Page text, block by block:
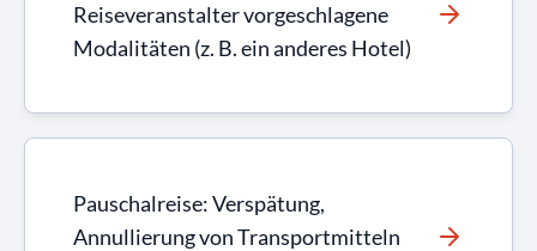
Reiseveranstalter vorgeschlagene
Modalitäten (z. B. ein anderes Hotel)
Pauschalreise: Verspätung,
Annullierung von Transportmitteln